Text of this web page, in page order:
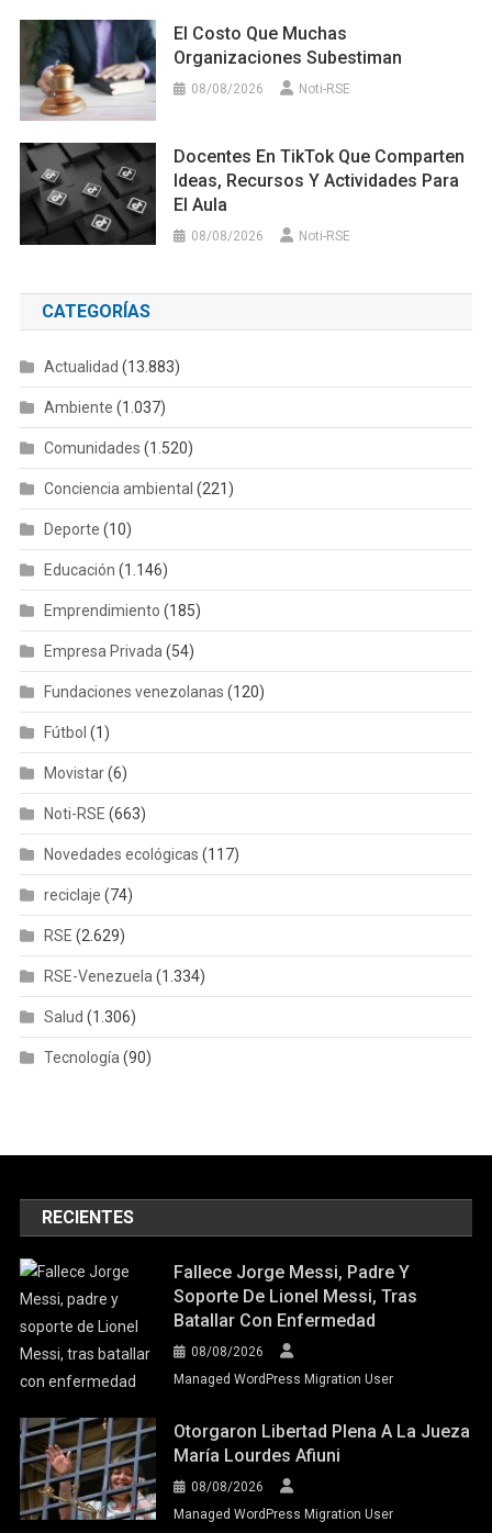
El Costo Que Muchas
Organizaciones Subestiman
08/08/2026 Noti-RSE
Docentes En TikTok Que Comparten
Ideas, Recursos Y Actividades Para
El Aula
08/08/2026 Noti-RSE
CATEGORÍAS
Actualidad (13.883)
Ambiente (1.037)
Comunidades (1.520)
Conciencia ambiental (221)
Deporte (10)
Educación (1.146)
Emprendimiento (185)
Empresa Privada(54)
Fundaciones venezolanas (120)
Fútbol (1)
Movistar(6)
Noti-RSE (663)
Novedades ecológicas (117)
reciclaje (74)
RSE (2.629)
RSE-Venezuela(1.334)
Salud (1.306)
Tecnología(90)
RECIENTES
Fallece Jorge Messi, Padre Y
Soporte De Lionel Messi, Tras
Batallar Con Enfermedad
08/08/2026
Managed WordPress Migration User
Otorgaron Libertad Plena A La Jueza
María Lourdes Afiuni
08/08/2026
Managed WordPress Migration User